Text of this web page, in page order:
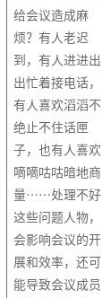
给会议造成麻
烦？有人老迟
到，有人进进出
出忙着接电话，
有人喜欢滔滔不
绝止不住话匣
子，也有人喜欢
嘀嘀咕咕暗地商
量……处理不好
这些问题人物，
会影响会议的开
展和效率，还可
能导致会议成员